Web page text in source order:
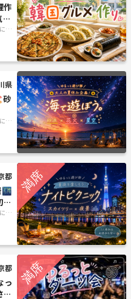
作
気
県
気
都
🌃
気
都
っ
ん